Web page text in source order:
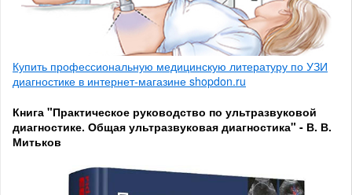
Купить профессиональную медицинскую литературу по УЗИ
диагностике в интернет-магазине shopdon.ru
Книга "Практическое руководство по ультразвуковой
диагностике. Общая ультразвуковая диагностика" - В. В.
Митьков